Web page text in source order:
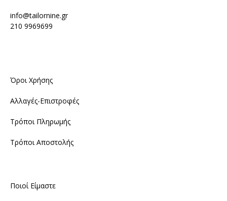
info@tailornine.gr
210 9969699
Όροι Χρήσης
Αλλαγές-Επιστροφές
Τρόποι Πληρωμής
Τρόποι Αποστολής
Ποιοί Είμαστε